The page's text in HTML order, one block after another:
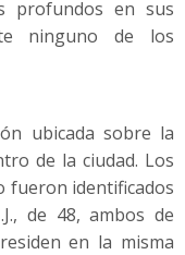
profundos en sus
ninguno de los
ubicada sobre la
de la ciudad. Los
fueron identificados
de 48, ambos de
en la misma